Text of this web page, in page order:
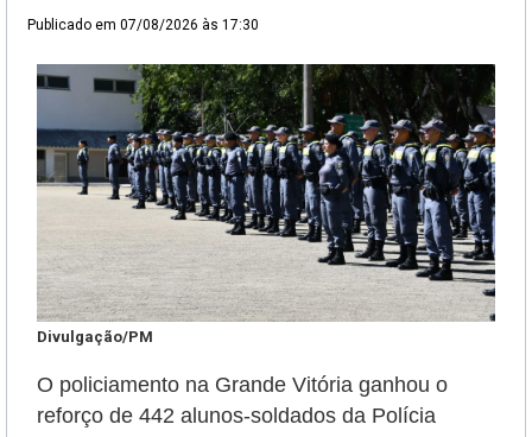
Publicado em 07/08/2026 às 17:30
Divulgação/PM
O policiamento na Grande Vitória ganhou o
reforço de 442 alunos-soldados da Polícia